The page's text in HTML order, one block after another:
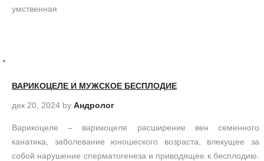
умственная
ВАРИКОЦЕЛЕ И МУЖСКОЕ БЕСПЛОДИЕ
дек 20, 2024 by Андролог
Варикоцеле – варикоцеле расширение вен семенного
канатика, заболевание юношеского возраста, влекущее за
собой нарушение сперматогенеза и приводящее к бесплодию.